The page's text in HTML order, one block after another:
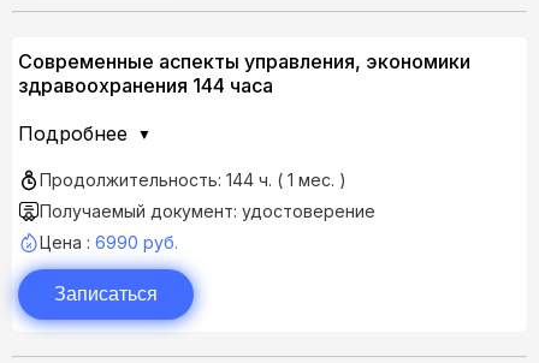
Современные аспекты управления, экономики
здравоохранения 144 часа
Подробнее
Продолжительность: 144 ч. ( 1 мес. )
Получаемый документ: удостоверение
Цена : 6990 руб.
Записаться